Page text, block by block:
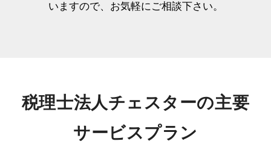
いますので、お気軽にご相談下さい。
税理士法人チェスターの主要
サービスプラン